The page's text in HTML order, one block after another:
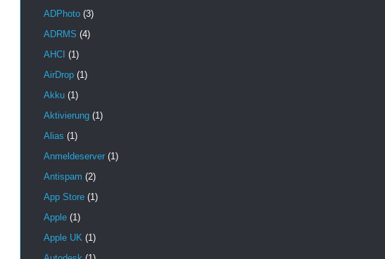
ADPhoto (3)
ADRMS (4)
AHCI (1)
AirDrop (1)
Akku (1)
Aktivierung (1)
Alias (1)
Anmeldeserver (1)
Antispam (2)
App Store (1)
Apple (1)
Apple UK (1)